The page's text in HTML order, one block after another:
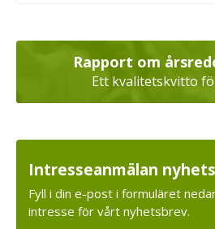
Rapport om
Ett kvalitetskvitto
Intresseanmälan
Fyll i din e-post i formuläret
intresse för vårt nyhetsbrev.